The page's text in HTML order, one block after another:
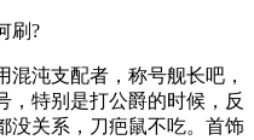
刷?
沌支配者，称号舰长吧，
，特别是打公爵的时候，反
没关系，刀疤鼠不吃。首饰